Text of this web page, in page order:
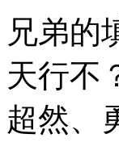
兄弟的
天行不
超然、